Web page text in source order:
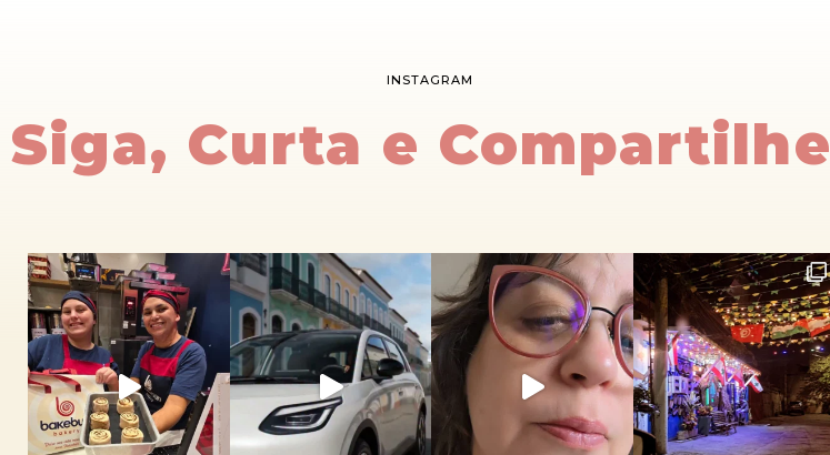
INSTAGRAM
Siga, Curta e Compartilhe